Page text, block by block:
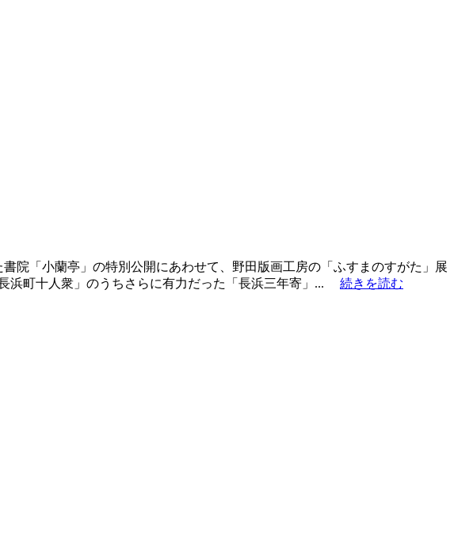
「小蘭亭」の特別公開にあわせて、野田版画工房の「ふすまのすがた」展
浜町十人衆」のうちさらに有力だった「長浜三年寄」... 続きを読む